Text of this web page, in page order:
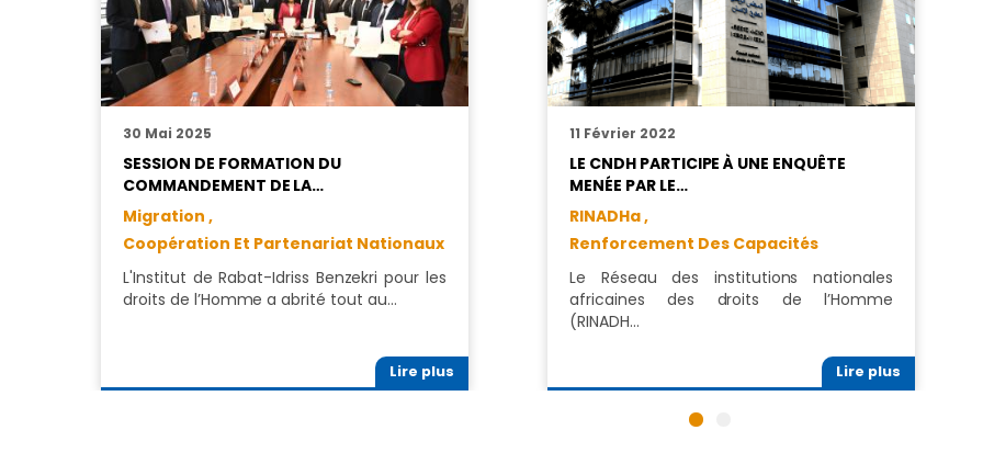
30 Mai 2025
SESSION DE FORMATION DU
COMMANDEMENT DE LA…
Migration ,
Coopération Et Partenariat Nationaux
L'Institut de Rabat-Idriss Benzekri pour les
droits de l’Homme a abrité tout au…
Lire plus
11 Février 2022
LE CNDH PARTICIPE À UNE ENQUÊTE
MENÉE PAR LE…
RINADHa ,
Renforcement Des Capacités
Le Réseau des institutions nationales
africaines des droits de l’Homme
(RINADH…
Lire plus